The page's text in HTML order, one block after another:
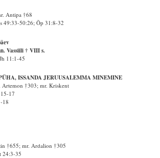
Antipa †68
49:33-50:26; Õp 31:8-32
Vassiili † VIII s.
11:1-45
ISSANDA JERUUSALEMMA MINEMINE
Artemon †303; mr. Kriskent
17
18
†655; mr. Ardalion †305
24:3-35